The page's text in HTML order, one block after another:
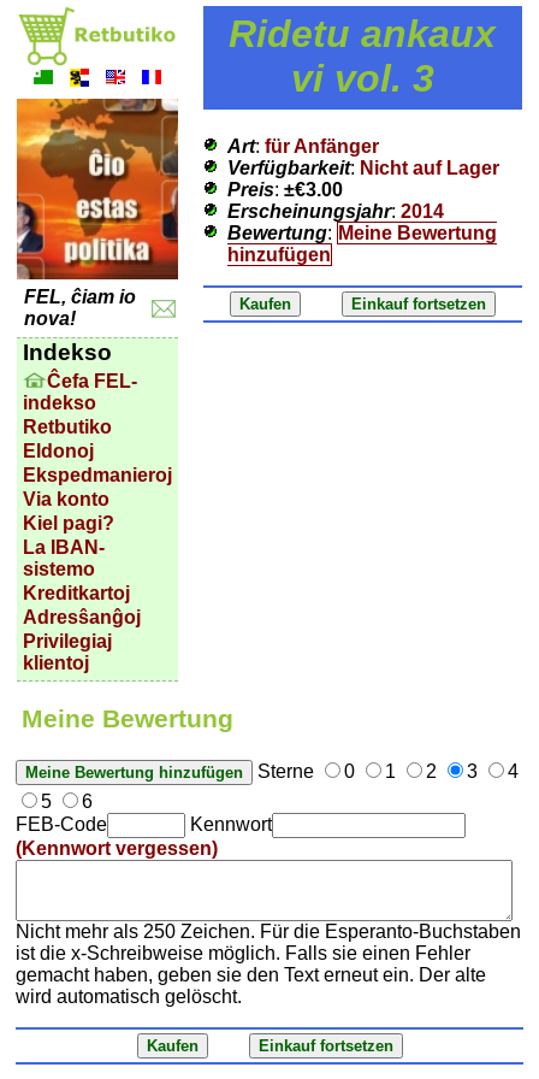
FEL, ĉiam io
nova!
Indekso
Ĉefa FEL-
indekso
Retbutiko
Eldonoj
Ekspedmanieroj
Via konto
Kiel pagi?
La IBAN-
sistemo
Kreditkartoj
Adresŝanĝoj
Privilegiaj
klientoj
Ridetu ankaux
vi vol. 3
Art: für Anfänger
Verfügbarkeit: Nicht auf Lager
Preis: ±€3.00
Erscheinungsjahr: 2014
Bewertung: Meine Bewertung
hinzufügen
Meine Bewertung
Sterne 0 1 2 3
4
5
6
FEB-Code
Kennwort
(Kennwort vergessen)
Nicht mehr als 250 Zeichen. Für die Esperanto-Buchstaben
ist die x-Schreibweise möglich. Falls sie einen Fehler
gemacht haben, geben sie den Text erneut ein. Der alte
wird automatisch gelöscht.